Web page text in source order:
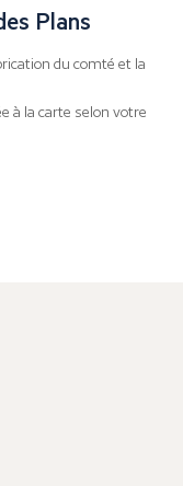
Plans
du comté et la
à la carte selon votre